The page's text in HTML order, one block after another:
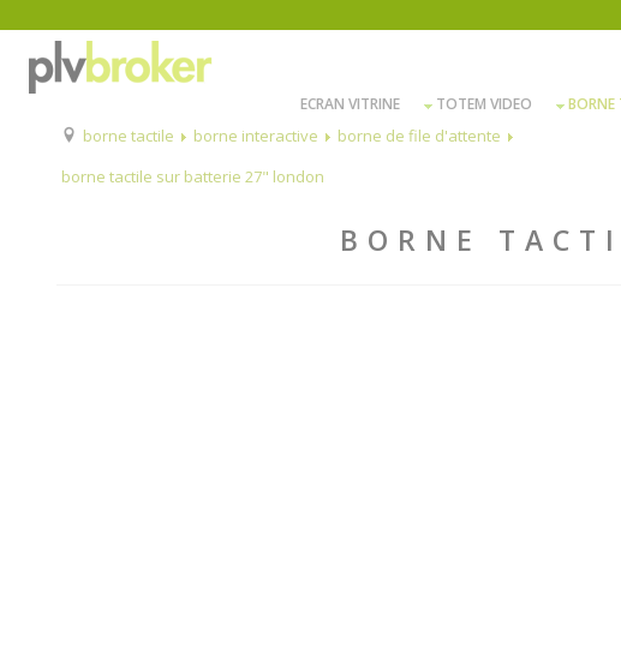
ECRAN VITRINE TOTEM VIDEO BORNE
borne tactile borne interactive
borne de file d'attente
borne tactile sur batterie 27" london
BORNE